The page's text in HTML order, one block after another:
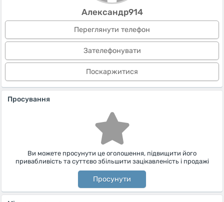
Александр914
Переглянути телефон
Зателефонувати
Поскаржитися
Просування
Ви можете просунути це оголошення, підвищити його
привабливість та суттєво збільшити зацікавленість і продажі
Просунути